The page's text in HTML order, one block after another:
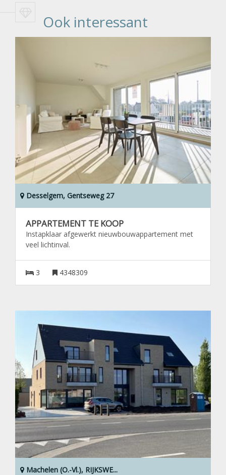
Ook interessant
Desselgem, Gentseweg 27
APPARTEMENT TE KOOP
Instapklaar afgewerkt nieuwbouwappartement met
veel lichtinval.
3 4348309
Machelen (O.-Vl.), RIJKSWE...